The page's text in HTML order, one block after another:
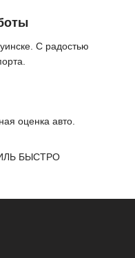
С радостью
оценка авто.
БЫСТРО